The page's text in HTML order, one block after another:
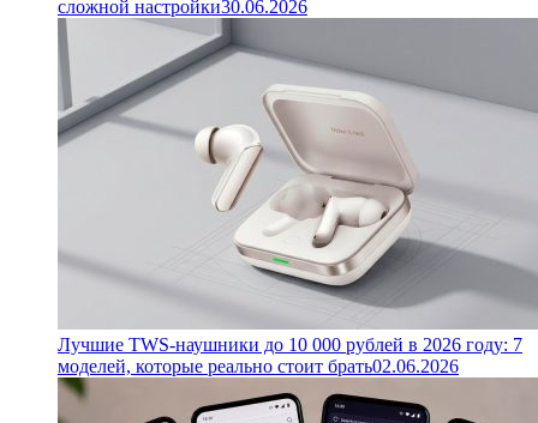
сложной настройки30.06.2026
Лучшие TWS-наушники до 10 000 рублей в 2026 году: 7
моделей, которые реально стоит брать02.06.2026